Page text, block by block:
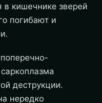
в кишечнике зверей
погибают и
деструкции.
нередко